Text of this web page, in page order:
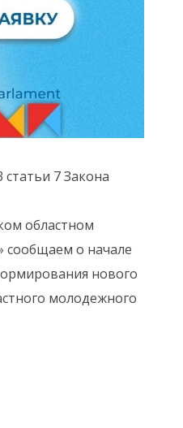
статьи 7 Закона
областном
о начале
нового
молодежного